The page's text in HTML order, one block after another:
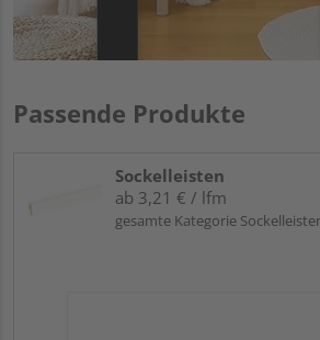
Passende Produkte
Sockelleisten
ab 3,21 € / lfm
gesamte Kategorie